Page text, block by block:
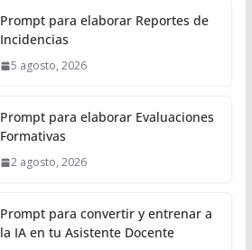
Prompt para elaborar Reportes de
Incidencias
5 agosto, 2026
Prompt para elaborar Evaluaciones
Formativas
2 agosto, 2026
Prompt para convertir y entrenar a
la IA en tu Asistente Docente